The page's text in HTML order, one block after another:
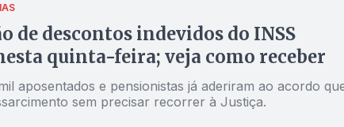
de descontos indevidos do INSS
quinta-feira; veja como receber
aposentados e pensionistas já aderiram ao acordo
sem precisar recorrer à Justiça.